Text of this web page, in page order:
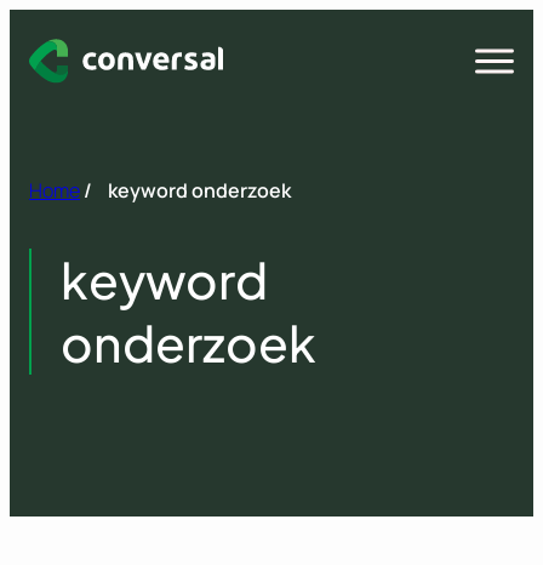
naar
Open
Home/ keyword onderzoek
keyword
onderzoek